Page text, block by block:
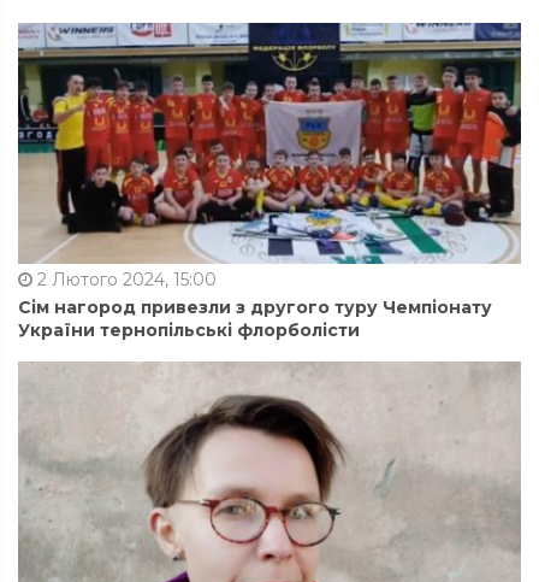
2 Лютого 2024, 15:00
Сім нагород привезли з другого туру Чемпіонату
України тернопільські флорболісти